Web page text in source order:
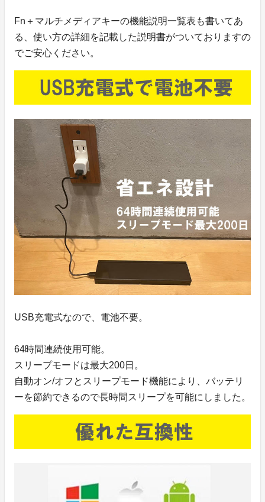
Fn＋マルチメディアキーの機能説明一覧表も書いてあ
る、使い方の詳細を記載した説明書がついておりますの
でご安心ください。
USB充電式なので、電池不要。
64時間連続使用可能。
スリープモードは最大200日。
自動オン/オフとスリープモード機能により、バッテリ
ーを節約できるので長時間スリープを可能にしました。